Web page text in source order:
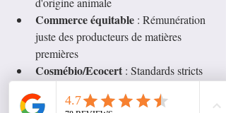
Commerce équitable : Rémunération
juste des producteurs de matières
premières
Cosmébio/Ecocert : Standards stricts
Vérifiez l'authenticité de ces labels sur les